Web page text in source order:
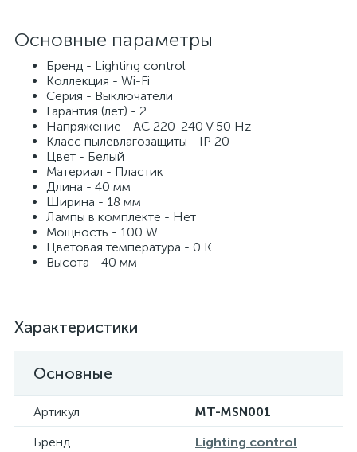
Основные параметры
Бренд - Lighting control
Коллекция - Wi-Fi
Серия - Выключатели
Гарантия (лет) - 2
Напряжение - AC 220-240 V 50 Hz
Класс пылевлагозащиты - IP 20
Цвет - Белый
Материал - Пластик
Длина - 40 мм
Ширина - 18 мм
Лампы в комплекте - Нет
Мощность - 100 W
Цветовая температура - 0 K
Высота - 40 мм
Характеристики
Основные
Артикул
MT-MSN001
Бренд
Lighting control